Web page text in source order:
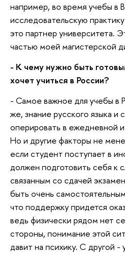
например, во время учебы в
исследовательскую
это партнер университета.
частью моей магистерской
- К чему нужно быть
хочет учиться в России?
- Самое важное для учебы в
же, знание русского языка и
оперировать в ежедневной
Но и другие факторы не
если студент поступает в
должен подготовить себя к
связанным со сдачей
быть очень
что поддержку придется
ведь физически рядом нет
стороны, понимание этой
давит на психику. С другой